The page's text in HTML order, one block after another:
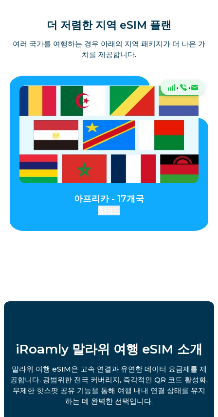
더 저렴한 지역 eSIM 플랜
여러 국가를 여행하는 경우 아래의 지역 패키지가 더 나은 가
치를 제공합니다.
· ·
아프리카 - 17개국
iRoamly 말라위 여행 eSIM 소개
말라위 여행 eSIM은 고속 연결과 유연한 데이터 요금제를 제
공합니다. 광범위한 전국 커버리지, 즉각적인 QR 코드 활성화,
무제한 핫스팟 공유 기능을 통해 여행 내내 연결 상태를 유지
하는 데 완벽한 선택입니다.